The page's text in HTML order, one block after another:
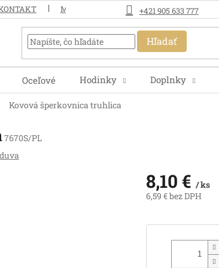
+421 905 633 777
MOJA OBJEDNÁVKA
Hľadať
Oceľové Hodinky Doplnky
Kovová šperkovnica truhlica
7670S/PL
8,10 € / ks
6,59 € bez DPH
cena: